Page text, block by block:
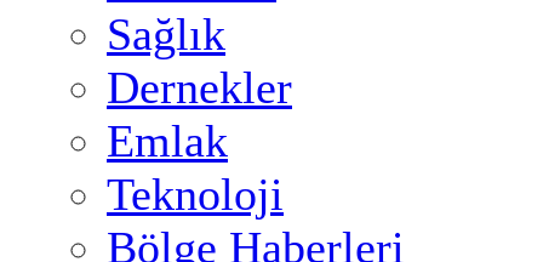
Sağlık
Dernekler
Emlak
Teknoloji
Bölge Haberleri